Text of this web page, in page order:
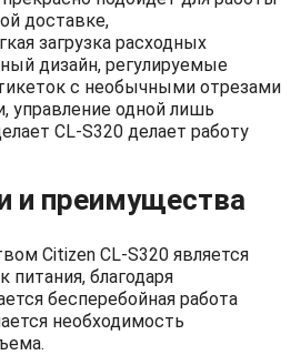
доставке,
загрузка расходных
дизайн, регулируемые
с необычными отрезами
управление одной лишь
CL-S320 делает работу
и преимущества
Citizen CL-S320 является
благодаря
бесперебойная работа
необходимость